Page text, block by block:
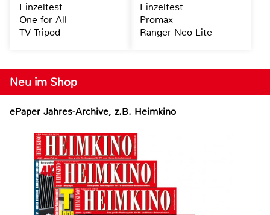
Neu im Shop
ePaper Jahres-Archive, z.B. Heimkino
Einzeltest
One for All
TV-Tripod
Einzeltest
Promax
Ranger Neo Lite